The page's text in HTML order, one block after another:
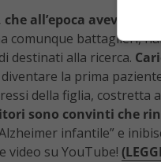
che all’epoca aveva
comunque battaglieri,
destinati alla ricerca.
la prima
della figlia, costretta
sono convinti che
infantile” e
video su YouTube!